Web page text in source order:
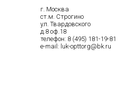
г. Москва
ст.м. Строгино
ул. Твардовского
д.8 оф.18
телефон: 8 (495) 181-19-81
e-mail: luk-opttorg@bk.ru